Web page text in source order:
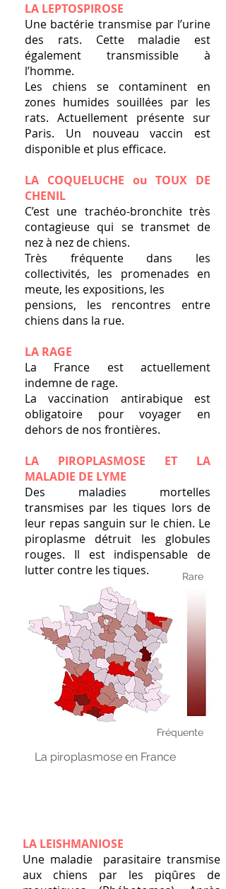
LA LEPTOSPIROSE
Une bactérie transmise par l’urine
des rats. Cette maladie est
également transmissible à
l’homme.
Les chiens se contaminent en
zones humides souillées par les
rats. Actuellement présente sur
Paris. Un nouveau vaccin est
disponible et plus efficace.
LA COQUELUCHE ou TOUX DE
CHENIL
C’est une trachéo-bronchite très
contagieuse qui se transmet de
nez à nez de chiens.
Très fréquente dans les
collectivités, les promenades en
meute, les expositions, les
pensions, les rencontres entre
chiens dans la rue.
LA RAGE
La France est actuellement
indemne de rage.
La vaccination antirabique est
obligatoire pour voyager en
dehors de nos frontières.
LA PIROPLASMOSE ET LA
MALADIE DE LYME
Des maladies mortelles
transmises par les tiques lors de
leur repas sanguin sur le chien. Le
piroplasme détruit les globules
rouges. Il est indispensable de
lutter contre les tiques.
Fréquente
La piroplasmose en France
Rare
LA LEISHMANIOSE
Une maladie parasitaire transmise
aux chiens par les piqûres de